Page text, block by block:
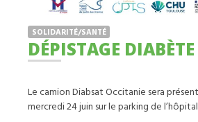
SOLIDARITÉ/SANTÉ
DÉPISTAGE DIABÈTE
Le camion Diabsat Occitanie sera
mercredi 24 juin sur le parking de